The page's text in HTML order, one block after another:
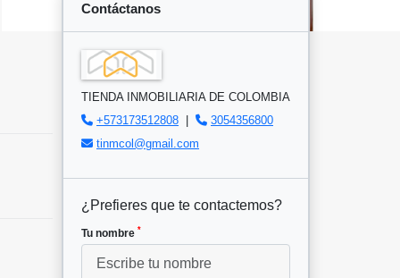
Contáctanos
TIENDA INMOBILIARIA DE COLOMBIA
+573173512808 |
3054356800
tinmcol@gmail.com
¿Prefieres que te contactemos?
Tu nombre *